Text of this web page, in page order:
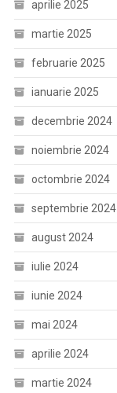
aprilie 2025
martie 2025
februarie 2025
ianuarie 2025
decembrie 2024
noiembrie 2024
octombrie 2024
septembrie 2024
august 2024
iulie 2024
iunie 2024
mai 2024
aprilie 2024
martie 2024